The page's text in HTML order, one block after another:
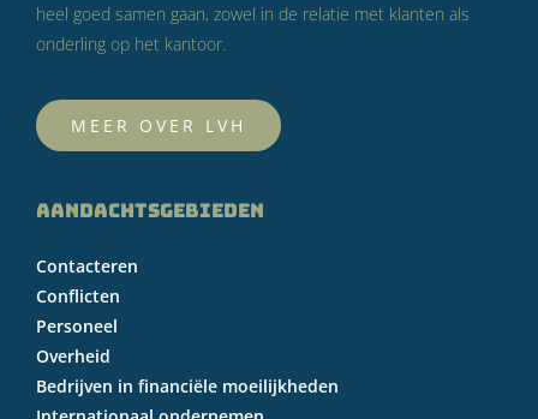
heel goed samen gaan, zowel in de relatie met klanten als
onderling op het kantoor.
MEER OVER LVH
AANDACHTSGEBIEDEN
Contacteren
Conflicten
Personeel
Overheid
Bedrijven in financiële moeilijkheden